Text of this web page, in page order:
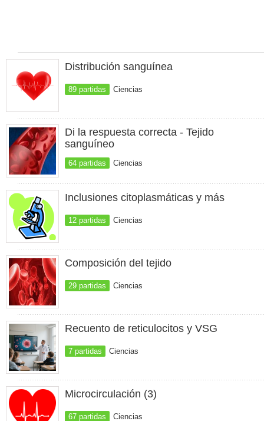
Distribución sanguínea
89 partidas Ciencias
Di la respuesta correcta - Tejido
sanguíneo
64 partidas Ciencias
Inclusiones citoplasmáticas y más
12 partidas Ciencias
Composición del tejido
29 partidas Ciencias
Recuento de reticulocitos y VSG
7 partidas Ciencias
Microcirculación (3)
67 partidas Ciencias